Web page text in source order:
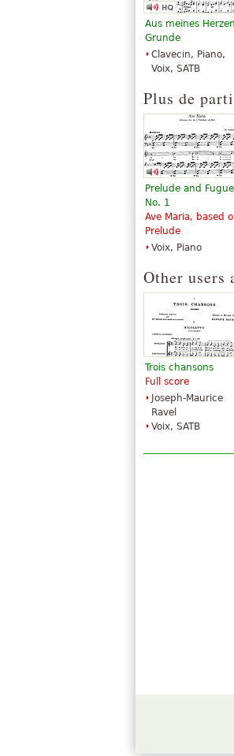
Aus meines
Grunde
Clavecin, Piano,
Voix, SATB
Plus de
Prelude and Fugue
No. 1
Ave Maria, based
Prelude
Voix, Piano
Other users
Trois chansons
Full score
Joseph-Maurice
Ravel
Voix, SATB